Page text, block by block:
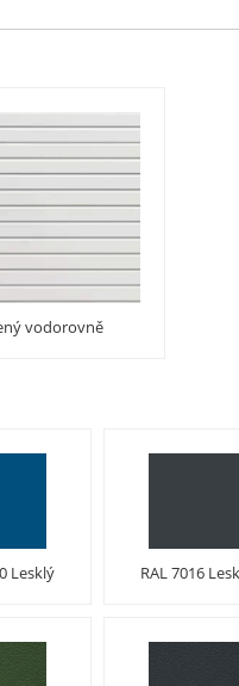
vodorovně
Lesklý RAL 7016